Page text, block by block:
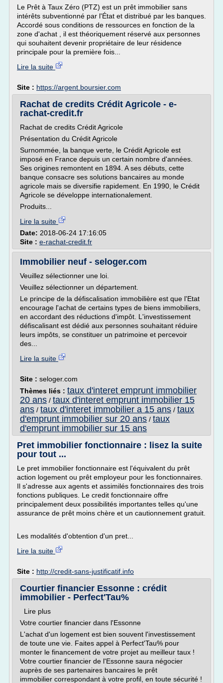
Le Prêt à Taux Zéro (PTZ) est un prêt immobilier sans
intérêts subventionné par l'État et distribué par les banques.
Accordé sous conditions de ressources en fonction de la
zone d'achat , il est théoriquement réservé aux personnes
qui souhaitent devenir propriétaire de leur résidence
principale pour la première fois...
Lire la suite
Site : https://argent.boursier.com
Rachat de credits Crédit Agricole - e-
rachat-credit.fr
Rachat de credits Crédit Agricole
Présentation du Crédit Agricole
Surnommée, la banque verte, le Crédit Agricole est
imposé en France depuis un certain nombre d'années.
Ses origines remontent en 1894. A ses débuts, cette
banque consacre ses solutions bancaires au monde
agricole mais se diversifie rapidement. En 1990, le Crédit
Agricole se développe internationalement.
Produits...
Lire la suite
Date: 2018-06-24 17:16:05
Site : e-rachat-credit.fr
Immobilier neuf - seloger.com
Veuillez sélectionner une loi.
Veuillez sélectionner un département.
Le principe de la défiscalisation immobilière est que l'Etat
encourage l'achat de certains types de biens immobiliers,
en accordant des réductions d'impôt. L'investissement
défiscalisant est dédié aux personnes souhaitant réduire
leurs impôts, se constituer un patrimoine et percevoir
des...
Lire la suite
Site : seloger.com
Thèmes liés : taux d'interet emprunt immobilier
20 ans / taux d'interet emprunt immobilier 15
ans / taux d'interet immobilier a 15 ans / taux
d'emprunt immobilier sur 20 ans / taux
d'emprunt immobilier sur 15 ans
Pret immobilier fonctionnaire : lisez la suite
pour tout ...
Le pret immobilier fonctionnaire est l'équivalent du prêt
action logement ou prêt employeur pour les fonctionnaires.
Il s'adresse aux agents et assimilés fonctionnaires des trois
fonctions publiques. Le credit fonctionnaire offre
principalement deux possibilités importantes telles qu'une
assurance de prêt moins chère et un cautionnement gratuit.
Les modalités d'obtention d'un pret...
Lire la suite
Site : http://credit-sans-justificatif.info
Courtier financier Essonne : crédit
immobilier - Perfect'Tau%
Lire plus
Votre courtier financier dans l'Essonne
L'achat d'un logement est bien souvent l'investissement
de toute une vie. Faites appel à Perfect'Tau% pour
monter le financement de votre projet au meilleur taux !
Votre courtier financier de l'Essonne saura négocier
auprès de ses partenaires bancaires le prêt
immobilier correspondant à votre profil, en toute sécurité !